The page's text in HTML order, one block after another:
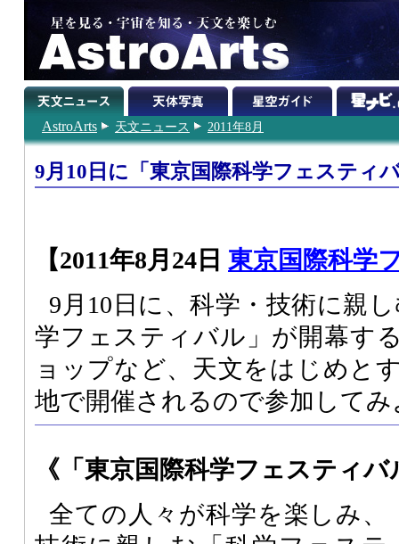
AstroArts 天文ニュース 2011年8月
9月10日に「東京国際科学フェスティ
【2011年8月24日 東京国際科学
9月10日に、科学・技術に親
学フェスティバル」が開幕す
ョップなど、天文をはじめと
地で開催されるので参加してみ
《「東京国際科学フェスティ
全ての人々が科学を楽しみ、